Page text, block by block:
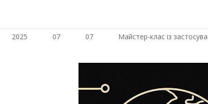
2025 07 07 Майстер-клас із